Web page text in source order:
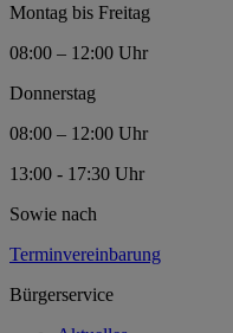
Montag bis Freitag
08:00 – 12:00 Uhr
Donnerstag
08:00 – 12:00 Uhr
13:00 - 17:30 Uhr
Sowie nach
Terminvereinbarung
Bürgerservice